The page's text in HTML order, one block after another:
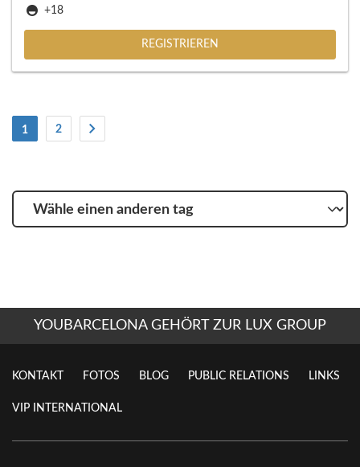
+18
REGISTRIEREN
1 (Strom)
2
Wähle
einen
YOUBARCELONA GEHÖRT ZUR LUX GROUP
KONTAKT FOTOS BLOG PUBLIC RELATIONS LINKS
VIP INTERNATIONAL